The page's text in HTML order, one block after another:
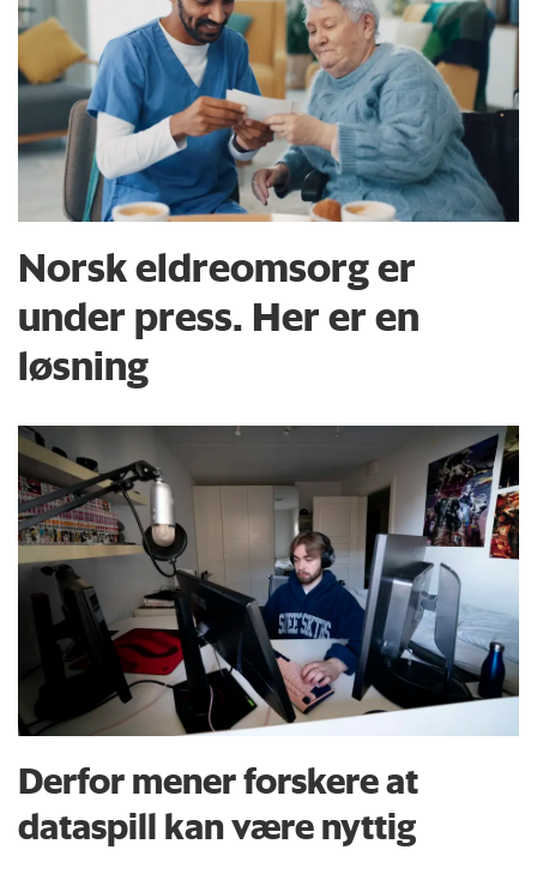
Norsk eldreomsorg er
under press. Her er en
løsning
Derfor mener forskere at
dataspill kan være nyttig